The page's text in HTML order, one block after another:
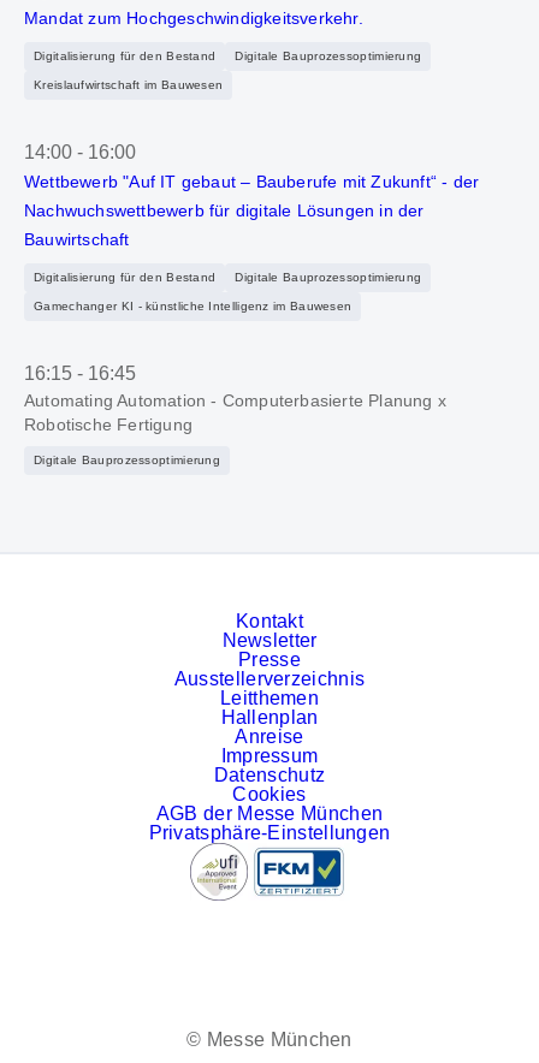
Mandat zum Hochgeschwindigkeitsverkehr.
Digitalisierung für den Bestand Digitale Bauprozessoptimierung
Kreislaufwirtschaft im Bauwesen
14:00 - 16:00
Wettbewerb "Auf IT gebaut – Bauberufe mit Zukunft“ - der
Nachwuchswettbewerb für digitale Lösungen in der
Bauwirtschaft
Digitalisierung für den Bestand Digitale Bauprozessoptimierung
Gamechanger KI - künstliche Intelligenz im Bauwesen
16:15 - 16:45
Automating Automation - Computerbasierte Planung x
Robotische Fertigung
Digitale Bauprozessoptimierung
Kontakt
Newsletter
Presse
Ausstellerverzeichnis
Leitthemen
Hallenplan
Anreise
Impressum
Datenschutz
Cookies
AGB der Messe München
Privatsphäre-Einstellungen
© Messe München